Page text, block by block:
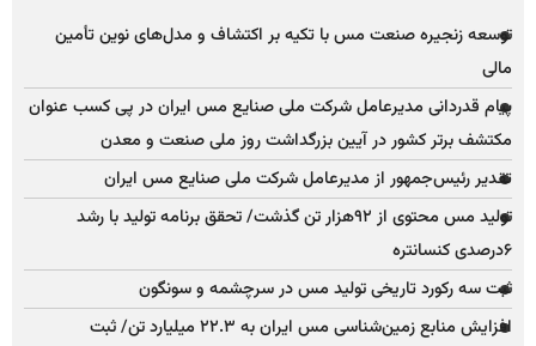
توسعه زنجیره صنعت مس با تکیه بر اکتشاف و مدل‌های نوین تأمین
مالی
پیام قدردانی مدیرعامل شرکت ملی صنایع مس ایران در پی کسب عنوان
مکتشف برتر کشور در آیین بزرگداشت روز ملی صنعت و معدن
تقدیر رئیس‌جمهور از مدیرعامل شرکت ملی صنایع مس ایران
تولید مس محتوی از ۹۲هزار تن گذشت/ تحقق برنامه تولید با رشد
۶درصدی کنسانتره
ثبت سه رکورد تاریخی تولید مس در سرچشمه و سونگون
افزایش منابع زمین‌شناسی مس ایران به ۲۲.۳ میلیارد تن/ ثبت